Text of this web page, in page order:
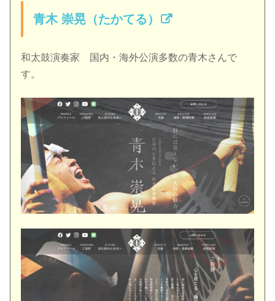
青木 崇晃（たかてる）
和太鼓演奏家 国内・海外公演多数の青木さんで
す。